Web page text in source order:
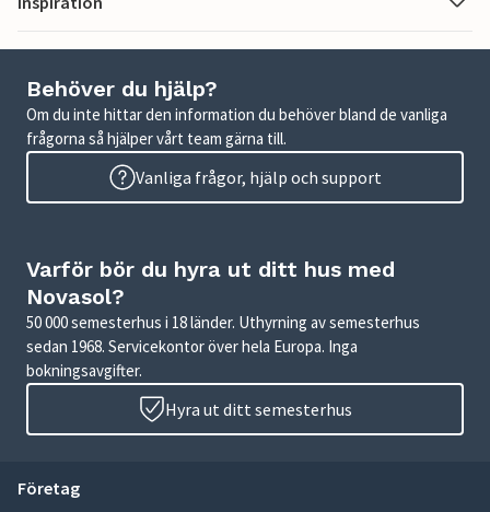
Behöver du hjälp?
Om du inte hittar den information du behöver bland de vanliga
frågorna så hjälper vårt team gärna till.
Vanliga frågor, hjälp och support
Varför bör du hyra ut ditt hus med
Novasol?
50 000 semesterhus i 18 länder. Uthyrning av semesterhus
sedan 1968. Servicekontor över hela Europa. Inga
bokningsavgifter.
Hyra ut ditt semesterhus
Företag